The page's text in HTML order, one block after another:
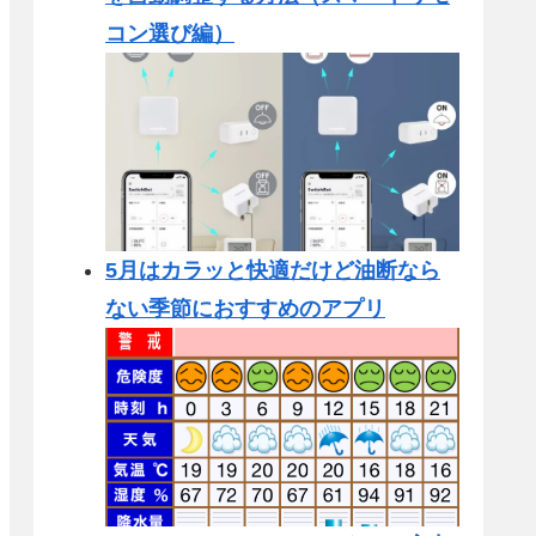
コン選び編）
5月はカラッと快適だけど油断なら
ない季節におすすめのアプリ